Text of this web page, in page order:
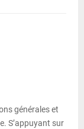
générales et
S’appuyant sur